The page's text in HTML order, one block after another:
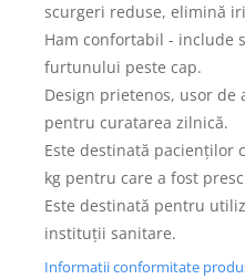
scurgeri reduse, elimină
Ham confortabil - include
furtunului peste cap.
Design prietenos, usor de
pentru curatarea zilnică.
Este destinată pacienților
kg pentru care a fost
Este destinată pentru
instituții sanitare.
Informatii conformitate